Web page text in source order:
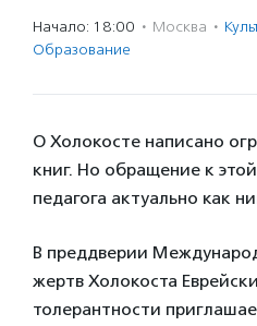
Начало: 18:00 · Москва ·
Образование
О Холокосте написано
книг. Но обращение к
педагога актуально как
В преддверии
жертв Холокоста
толерантности